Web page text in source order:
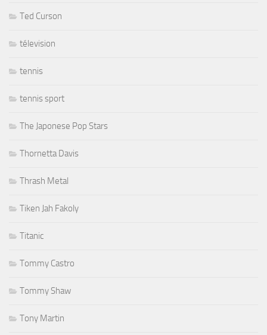
Ted Curson
télevision
tennis
tennis sport
The Japonese Pop Stars
Thornetta Davis
Thrash Metal
Tiken Jah Fakoly
Titanic
Tommy Castro
Tommy Shaw
Tony Martin